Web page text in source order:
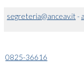
segreteria@anceav.it-
0825-36616